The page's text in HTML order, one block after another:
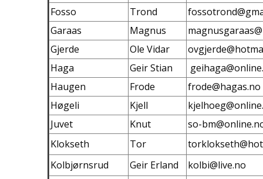
Fosso
Trond
Garaas
Magnus
Gjerde
Ole Vidar
Haga
Geir Stian
Haugen
Frode
frode@hagas.no
Høgeli
Kjell
Juvet
Knut
so-
Klokseth
Tor
Kolbjørnsrud
Geir Erland
kolbi@live.no